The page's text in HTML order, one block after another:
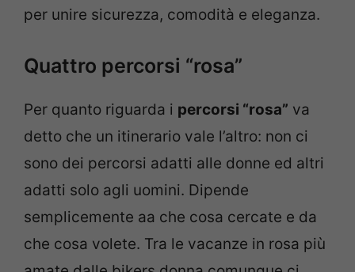
per unire sicurezza, comodità e eleganza.
Quattro percorsi “rosa”
Per quanto riguarda i percorsi “rosa” va
detto che un itinerario vale l’altro: non ci
sono dei percorsi adatti alle donne ed altri
adatti solo agli uomini. Dipende
semplicemente aa che cosa cercate e da
che cosa volete. Tra le vacanze in rosa più